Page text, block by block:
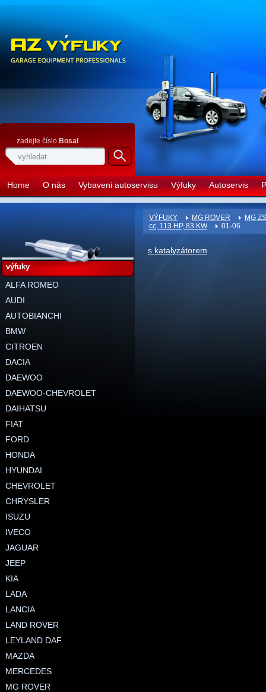
Home O nás Vybaveni autoservisu Výfuky Autoservis
zadejte číslo Bosal
VÝFUKY MG ROVER
MG ZS
cc, 113 HP, 83 KW
01-06
s katalyzátorem
výfuky
ALFA ROMEO
AUDI
AUTOBIANCHI
BMW
CITROEN
DACIA
DAEWOO
DAEWOO-CHEVROLET
DAIHATSU
FIAT
FORD
HONDA
HYUNDAI
CHEVROLET
CHRYSLER
ISUZU
IVECO
JAGUAR
JEEP
KIA
LADA
LANCIA
LAND ROVER
LEYLAND DAF
MAZDA
MERCEDES
MG ROVER